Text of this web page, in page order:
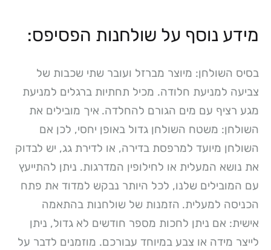
מידע נוסף על שולחנות הפסיפס:
בסיס השולחן: מיוצר מברזל ועובר שתי שכבות של
צביעה למניעת חלודה. מכיל תחתיות ברגלים למניעת
מגע רציף עם מים הגורם להחלדה. איך מובילים את
השולחן: משטח השולחן גדול באופן יחסי, לכן אם
השולחן מיועד למרפסת בדירה, או לדירת גג, יש לבדוק
את נושא המעלית או לחילופין המדרגות. ניתן להתייעץ
עם המובילים שלנו, לכל היותר נבקש למדוד את פתח
הכניסה למעלית. הזמנות של שולחנות בהתאמה
אישית: אם ניתן לחכות מספר חודשים לא גדול, ניתן
לייצר מידה או צבע במיוחד עבורכם. מוזמנים לדבר על